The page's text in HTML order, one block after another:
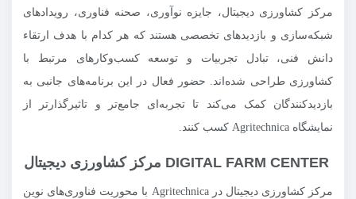
مرکز کشاورزی دیجیتال، جایزه نوآوری، صحنه فناوری، رویدادهای
شبکه‌سازی و بازدیدهای تخصصی هستند که هر کدام با هدف ارتقاء
دانش فنی، تبادل تجربیات و توسعه کسب‌وکارهای مرتبط با
کشاورزی طراحی شده‌اند. حضور فعال در این برنامه‌های جانبی به
بازدیدکنندگان کمک می‌کند تا تجربه‌ای جامع‌تر و تاثیرگذارتر از
نمایشگاه Agritechnica کسب کنند.
DIGITAL FARM CENTER مرکز کشاورزی دیجیتال
مرکز کشاورزی دیجیتال در Agritechnica با محوریت فناوری‌های نوین